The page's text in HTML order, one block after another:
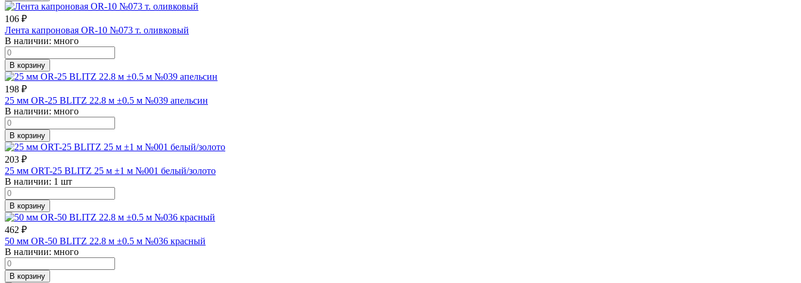
106 ₽
Лента капроновая OR-10 №073 т. оливковый
В наличии: много
В корзину
198 ₽
25 мм OR-25 BLITZ 22.8 м ±0.5 м №039 апельсин
В наличии: много
В корзину
203 ₽
25 мм ORT-25 BLITZ 25 м ±1 м №001 белый/золото
В наличии: 1 шт
В корзину
462 ₽
50 мм OR-50 BLITZ 22.8 м ±0.5 м №036 красный
В наличии: много
В корзину